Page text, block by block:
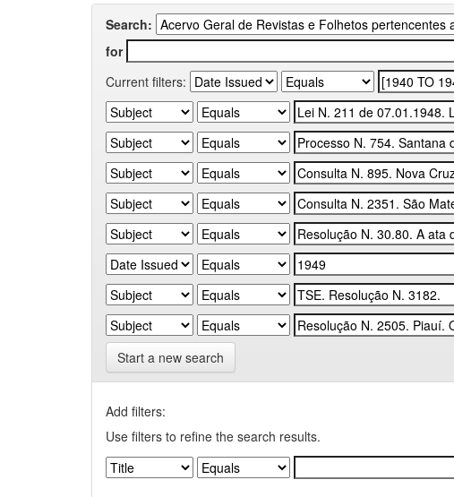
Search:
for
Current filters:
Start a new search
Add filters:
Use filters to refine the search results.